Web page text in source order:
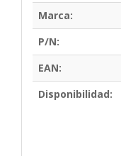
Marca:
P/N:
EAN:
Disponibilidad: